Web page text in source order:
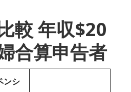
較 年収$20
合算申告者
ンシ